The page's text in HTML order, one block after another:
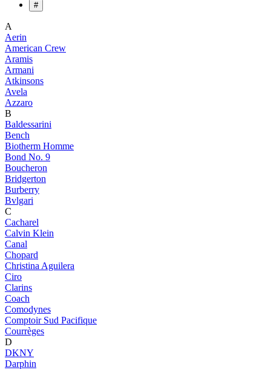
#
A
Aerin
American Crew
Aramis
Armani
Atkinsons
Avela
Azzaro
B
Baldessarini
Bench
Biotherm Homme
Bond No. 9
Boucheron
Bridgerton
Burberry
Bvlgari
C
Cacharel
Calvin Klein
Canal
Chopard
Christina Aguilera
Ciro
Clarins
Coach
Comodynes
Comptoir Sud Pacifique
Courrèges
D
DKNY
Darphin